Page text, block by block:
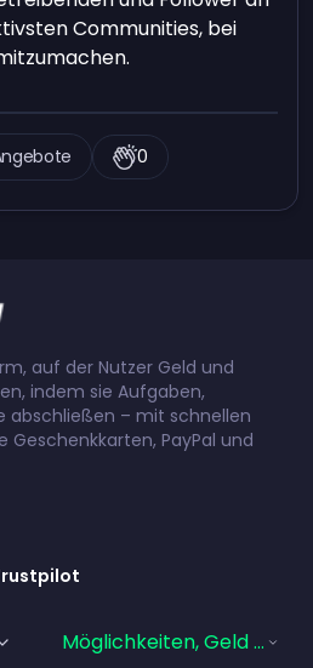
Communities, bei
0
auf der Nutzer Geld und
indem sie Aufgaben,
abschließen – mit schnellen
Geschenkkarten, PayPal und
Möglichkeiten, Geld Zu